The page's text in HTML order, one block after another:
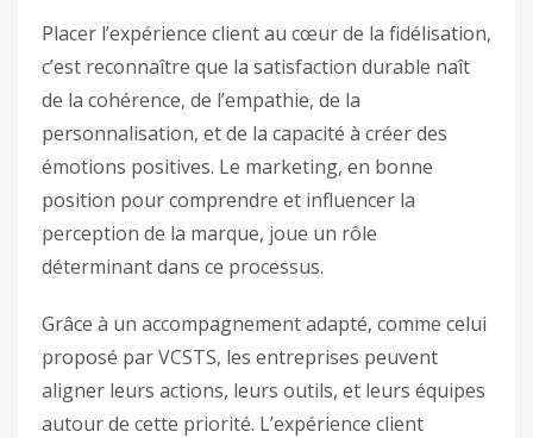
Placer l’expérience client au cœur de la fidélisation,
c’est reconnaître que la satisfaction durable naît
de la cohérence, de l’empathie, de la
personnalisation, et de la capacité à créer des
émotions positives. Le marketing, en bonne
position pour comprendre et influencer la
perception de la marque, joue un rôle
déterminant dans ce processus.
Grâce à un accompagnement adapté, comme celui
proposé par VCSTS, les entreprises peuvent
aligner leurs actions, leurs outils, et leurs équipes
autour de cette priorité. L’expérience client